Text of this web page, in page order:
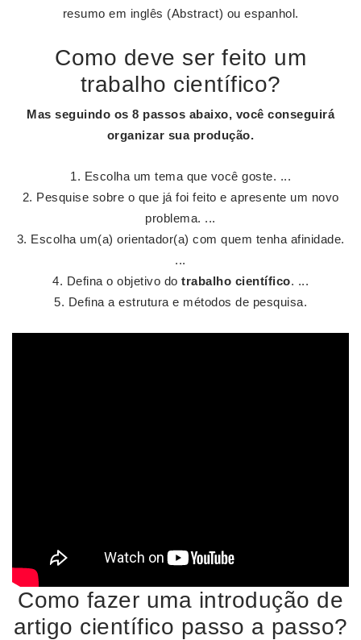
resumo em inglês (Abstract) ou espanhol.
Como deve ser feito um
trabalho científico?
Mas seguindo os 8 passos abaixo, você conseguirá
organizar sua produção.
Escolha um tema que você goste. ...
Pesquise sobre o que já foi feito e apresente um novo
problema. ...
Escolha um(a) orientador(a) com quem tenha afinidade.
...
Defina o objetivo do trabalho científico. ...
Defina a estrutura e métodos de pesquisa.
Como fazer uma introdução de
artigo científico passo a passo?